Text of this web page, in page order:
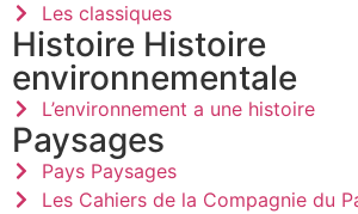
Les classiques
Histoire Histoire
environnementale
L’environnement a une histoire
Paysages
Pays Paysages
Les Cahiers de la Compagnie du